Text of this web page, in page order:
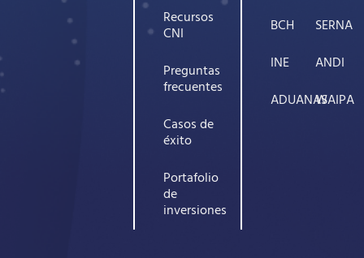
Recursos
CNI
Preguntas
frecuentes
Casos de
éxito
Portafolio
de
inversiones
BCH
INE
ADUANAS
SERNA
ANDI
WAIPA